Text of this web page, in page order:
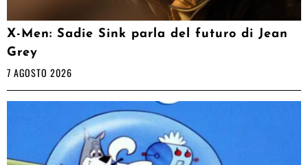
X-Men: Sadie Sink parla del futuro di Jean
Grey
7 AGOSTO 2026